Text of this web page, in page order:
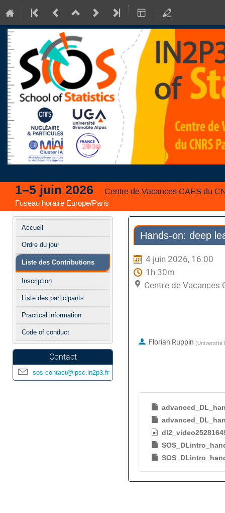
1–5 juin 2026 Centre de Vacances CAES du
Fuseau horaire Europe/Paris
Menu
de
l'événement
Accueil
Ordre du jour
Liste des Contributions
Inscription
Liste des participants
Practical information
Code of conduct
Contact
sos-contact@lpsc.in2p3.fr
Hands-on: deep
4 juin 2026, 16:00
1h 30m
Centre de Vacances
Florian Ruppin (Université